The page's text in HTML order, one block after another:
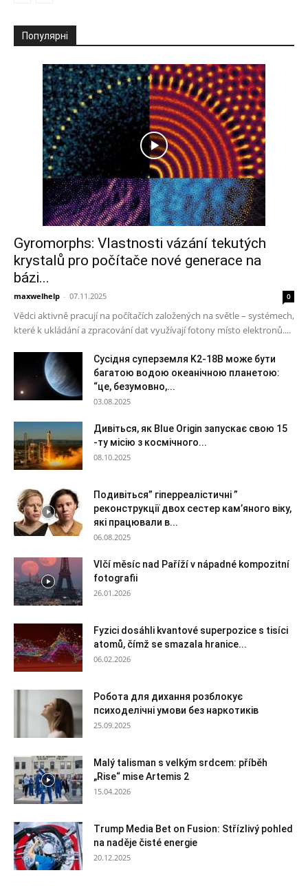
Популярні
Gyromorphs: Vlastnosti vázání tekutých
krystalů pro počítače nové generace na
bázi...
maxwelhelp - 07.11.2025 0
Vědci aktivně pracují na počítačích založených na světle – systémech,
které k ukládání a zpracování dat využívají fotony místo elektronů....
Сусідня суперземля K2-18B може бути
багатою водою океанічною планетою:
“це, безумовно,...
03.08.2025
Дивіться, як Blue Origin запускає свою 15
-ту місію з космічного...
08.10.2025
Подивіться” гіперреалістичні ”
реконструкції двох сестер кам’яного віку,
які працювали в...
06.08.2025
Vlčí měsíc nad Paříží v nápadné kompozitní
fotografii
26.01.2026
Fyzici dosáhli kvantové superpozice s tisíci
atomů, čímž se smazala hranice...
06.02.2026
Робота для дихання розблокує
психоделічні умови без наркотиків
25.09.2025
Malý talisman s velkým srdcem: příběh
„Rise“ mise Artemis 2
15.04.2026
Trump Media Bet on Fusion: Střízlivý pohled
na naděje čisté energie
20.12.2025